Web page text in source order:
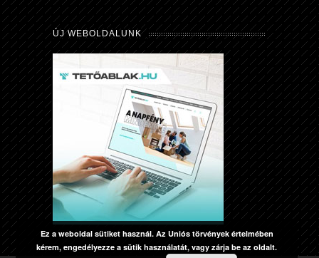
ÚJ WEBOLDALUNK
Ez a weboldal sütiket használ. Az Uniós törvények értelmében
kérem, engedélyezze a sütik használatát, vagy zárja be az oldalt.